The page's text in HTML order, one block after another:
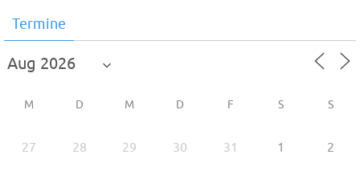
Termine
M D M D F S S
27 28 29 30 31 1 2